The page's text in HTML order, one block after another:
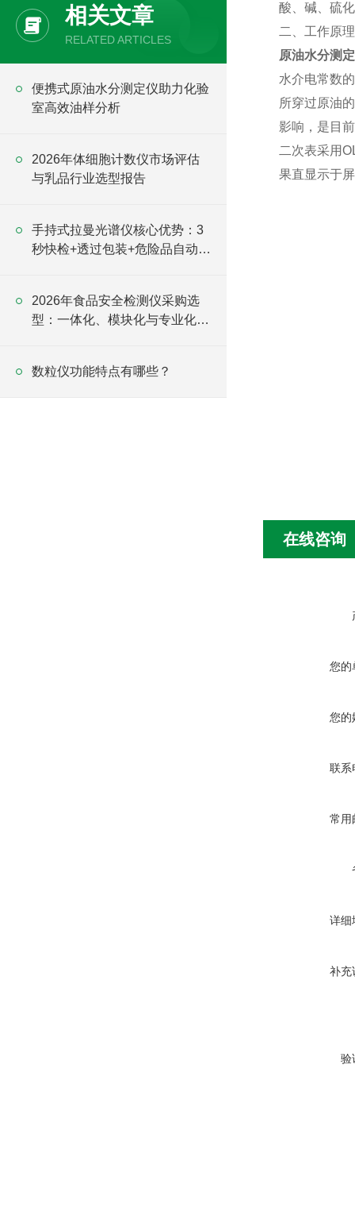
酸、碱、硫
二、工作原理
原油水分测
水介电常数
所穿过原油
影响，是目
二次表采用
果直显示于
在线咨询
您的
您的
联系
常用
详细
补充
验
相关文章
RELATED ARTICLES
便携式原油水分测定仪助力化验
室高效油样分析
2026年体细胞计数仪市场评估
与乳品行业选型报告
手持式拉曼光谱仪核心优势：3
秒快检+透过包装+危险品自动报
2026年食品安全检测仪采购选
型：一体化、模块化与专业化的
数粒仪功能特点有哪些？